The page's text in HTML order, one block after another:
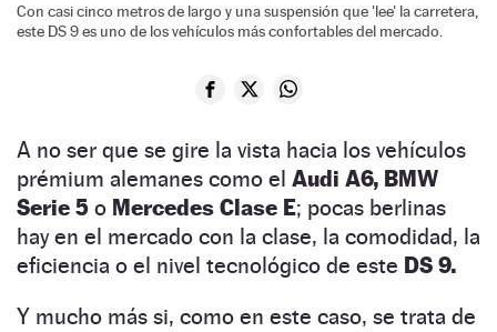
Con casi cinco metros de largo y una suspensión que 'lee' la carretera,
este DS 9 es uno de los vehículos más confortables del mercado.
A no ser que se gire la vista hacia los vehículos
prémium alemanes como el Audi A6, BMW
Serie 5 o Mercedes Clase E; pocas berlinas
hay en el mercado con la clase, la comodidad, la
eficiencia o el nivel tecnológico de este DS 9.
Y mucho más si, como en este caso, se trata de